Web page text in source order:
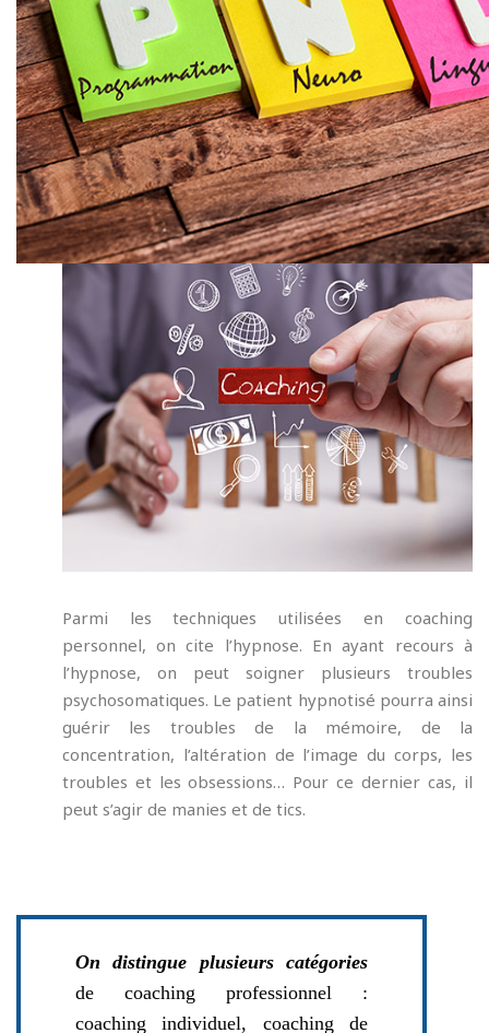
Parmi les techniques utilisées en coaching
personnel, on cite l’hypnose. En ayant recours à
l’hypnose, on peut soigner plusieurs troubles
psychosomatiques. Le patient hypnotisé pourra ainsi
guérir les troubles de la mémoire, de la
concentration, l’altération de l’image du corps, les
troubles et les obsessions… Pour ce dernier cas, il
peut s’agir de manies et de tics.
On distingue plusieurs catégories
de coaching professionnel :
coaching individuel, coaching de